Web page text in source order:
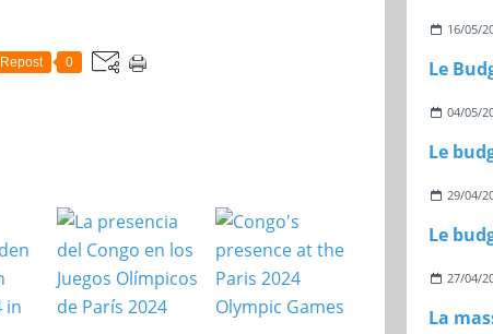
Repost 0
16/05/
04/05/
29/04/
Le
27/04/
La